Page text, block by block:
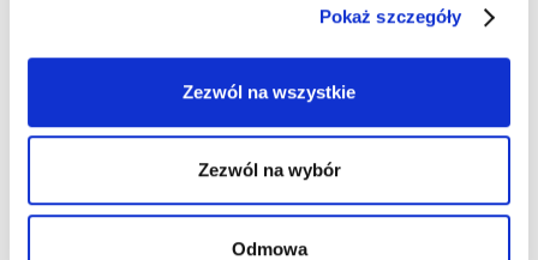
Pokaż szczegóły
Zezwól na wszystkie
Zezwól na wybór
Odmowa
7. Sourcing ukierunkowany
na referencje
Bardzo często proces rekrutacji zaczyna się od
szukania referencji od obecnych pracowników. Mniej
rozpowszechniona opcja to wyszukiwanie ludzi,
którzy PRAWIE spełniają nasze oczekiwania i prośba o